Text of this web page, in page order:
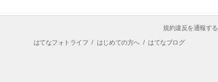
規約違反を通報する
はてなフォトライフ / はじめての方へ/ はてなブログ